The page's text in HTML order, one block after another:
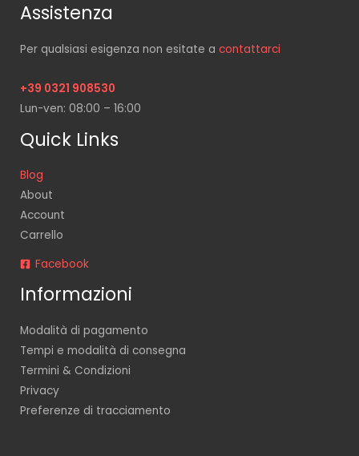
Assistenza
Per qualsiasi esigenza non esitate a contattarci
+39 0321 908530
Lun-ven: 08:00 – 16:00
Quick Links
Blog
About
Account
Carrello
Facebook
Informazioni
Modalità di pagamento
Tempi e modalità di consegna
Termini & Condizioni
Privacy
Preferenze di tracciamento